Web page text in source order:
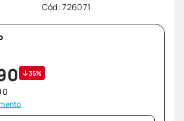
Cód:726071
35%